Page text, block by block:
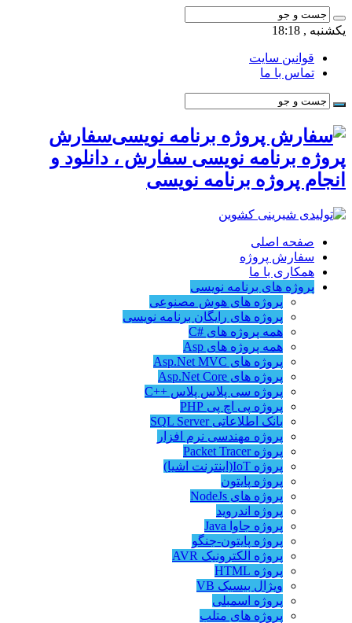
یکشنبه , 18:18
قوانین سایت
تماس با ما
سفارش
پروژه برنامه نویسی سفارش ، دانلود و
انجام پروژه برنامه نویسی
صفحه اصلی
سفارش پروژه
همکاری با ما
پروژه های برنامه نویسی
پروژه های هوش مصنوعی
پروژه های رایگان برنامه نویسی
همه پروژه های #C
همه پروژه های Asp
پروژه های Asp.Net MVC
پروژه های Asp.Net Core
پروژه سی پلاس پلاس ++C
پروژه پی اچ پی PHP
بانک اطلاعاتی SQL Server
پروژه مهندسی نرم افزار
پروژه Packet Tracer
پروژه IoT(اینترنت اشیا)
پروژه پایتون
پروژه های NodeJs
پروژه اندروید
پروژه جاوا Java
پروژه پایتون-جنگو
پروژه الکترونیک AVR
پروژه HTML
ویژال بیسیک VB
پروژه اسمبلی
پروژه های متلب